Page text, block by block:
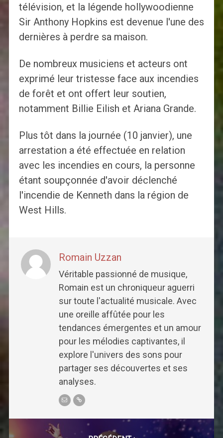
télévision, et la légende hollywoodienne
Sir Anthony Hopkins est devenue l'une des
dernières à perdre sa maison.
De nombreux musiciens et acteurs ont
exprimé leur tristesse face aux incendies
de forêt et ont offert leur soutien,
notamment Billie Eilish et Ariana Grande.
Plus tôt dans la journée (10 janvier), une
arrestation a été effectuée en relation
avec les incendies en cours, la personne
étant soupçonnée d'avoir déclenché
l'incendie de Kenneth dans la région de
West Hills.
Romain Uzzan
Véritable passionné de musique,
Romain est un chroniqueur aguerri
sur toute l'actualité musicale. Avec
une oreille affûtée pour les
tendances émergentes et un amour
pour les mélodies captivantes, il
explore l'univers des sons pour
partager ses découvertes et ses
analyses.